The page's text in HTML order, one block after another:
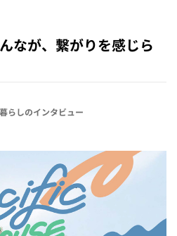
なが、繋がりを感じら
らしのインタビュー